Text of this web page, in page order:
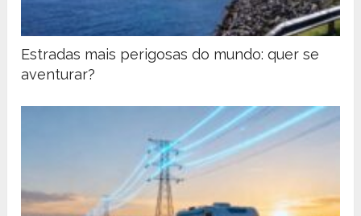
Estradas mais perigosas do mundo: quer se
aventurar?